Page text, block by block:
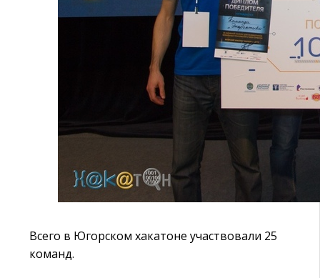
Всего в Югорском хакатоне участвовали 25
команд.